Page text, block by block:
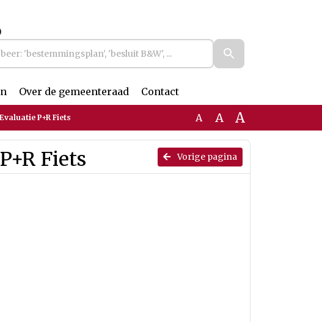
Over de gemeenteraad Contact
P+R Fiets A A A
Vorige pagina
Fiets